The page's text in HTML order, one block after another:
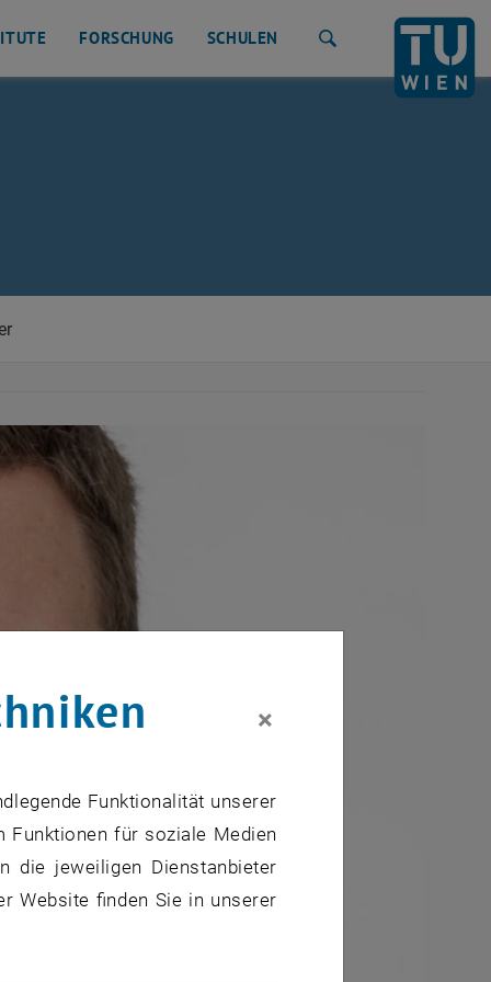
FORSCHUNG SCHULEN
×
Funktionalität unserer
Funktionen für soziale Medien
die jeweiligen Dienstanbieter
Website finden Sie in unserer